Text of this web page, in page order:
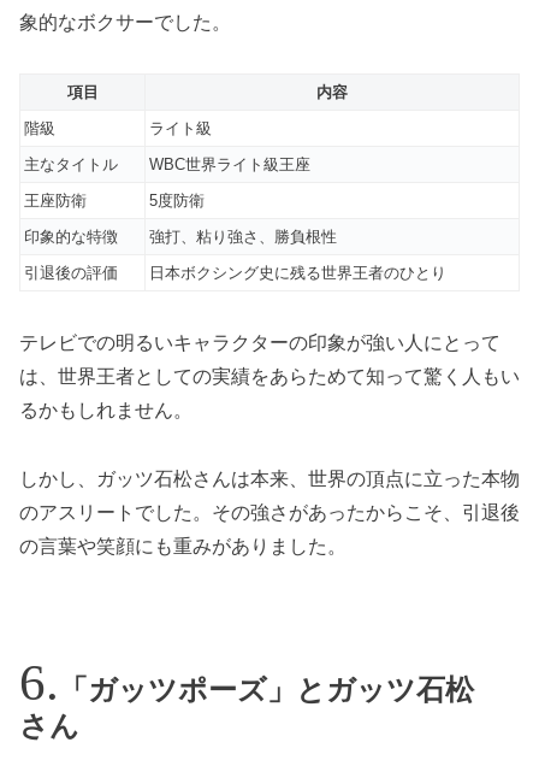
象的なボクサーでした。
項目
内容
階級
ライト級
主なタイトル
WBC世界ライト級王座
王座防衛
5度防衛
印象的な特徴
強打、粘り強さ、勝負根性
引退後の評価
日本ボクシング史に残る世界王者のひとり
テレビでの明るいキャラクターの印象が強い人にとって
は、世界王者としての実績をあらためて知って驚く人もい
るかもしれません。
しかし、ガッツ石松さんは本来、世界の頂点に立った本物
のアスリートでした。その強さがあったからこそ、引退後
の言葉や笑顔にも重みがありました。
「ガッツポーズ」とガッツ石松
さん